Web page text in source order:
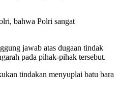
bahwa Polri sangat
jawab atas dugaan tindak
pada pihak-pihak tersebut.
tindakan menyuplai batu bara